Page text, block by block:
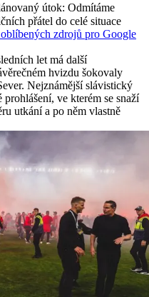
útok: Odmítáme
přátel do celé situace
zdrojů pro Google
let má další
hvizdu šokovaly
Nejznámější slávistický
ve kterém se snaží
utkání a po něm vlastně